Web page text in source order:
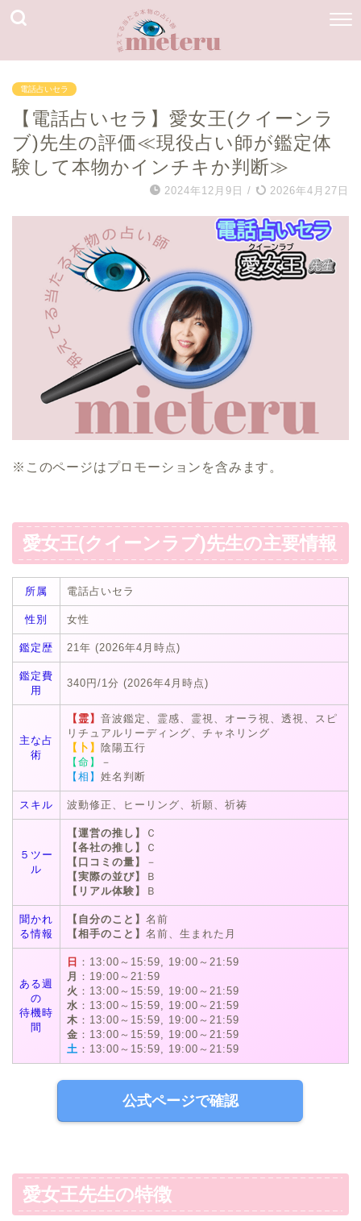
電話占いセラ
【電話占いセラ】愛女王(クイーンラ
ブ)先生の評価≪現役占い師が鑑定体
験して本物かインチキか判断≫
2024年12月9日 / 2026年4月27日
※このページはプロモーションを含みます。
愛女王(クイーンラブ)先生の主要情報
所属 電話占いセラ
性別 女性
鑑定歴 21年 (2026年4月時点)
鑑定費
用
340円/1分 (2026年4月時点)
主な占
術
【霊】 音波鑑定、霊感、霊視、オーラ視、透視、スピ
リチュアルリーディング、チャネリング
【卜】 陰陽五行
【命】
－
【相】 姓名判断
スキル 波動修正、ヒーリング、祈願、祈祷
５ツー
ル
【運営の推し】
Ｃ
【各社の推し】
Ｃ
【口コミの量】
－
【実際の並び】
Ｂ
【リアル体験】
Ｂ
聞かれ
る情報
【自分のこと】 名前
【相手のこと】 名前、生まれた月
ある週
の
待機時
間
日 ：13:00～15:59, 19:00～21:59
月 ：19:00～21:59
火 ：13:00～15:59, 19:00～21:59
水 ：13:00～15:59, 19:00～21:59
木 ：13:00～15:59, 19:00～21:59
金 ：13:00～15:59, 19:00～21:59
土 ：13:00～15:59, 19:00～21:59
公式ページで確認
愛女王先生の特徴